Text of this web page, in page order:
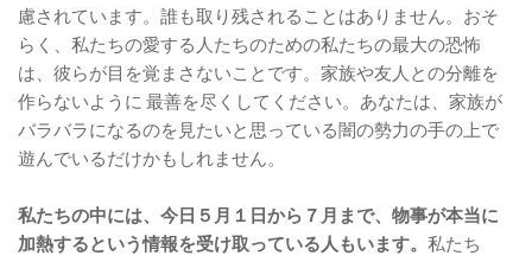
慮されています。誰も取り残されることはありません。おそ
らく、私たちの愛する人たちのための私たちの最大の恐怖
は、彼らが目を覚まさないことです。家族や友人との分離を
作らないように 最善を尽くしてください。あなたは、家族が
バラバラになるのを見たいと思っている闇の勢力の手の上で
遊んでいるだけかもしれません。
私たちの中には、今日５月１日から７月まで、物事が本当に
加熱するという情報を受け取っている人もいます。 私たち